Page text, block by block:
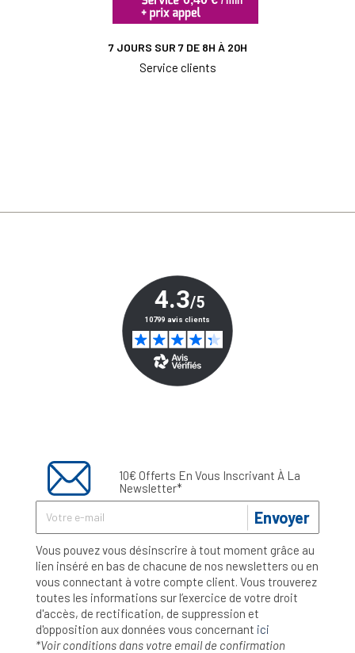
7 JOURS SUR 7 DE 8H À 20H
Service clients
10€ Offerts En Vous Inscrivant À La
Newsletter*
Envoyer
Vous pouvez vous désinscrire à tout moment grâce au
lien inséré en bas de chacune de nos newsletters ou en
vous connectant à votre compte client. Vous trouverez
toutes les informations sur l’exercice de votre droit
d'accès, de rectification, de suppression et
d'opposition aux données vous concernant ici
*Voir conditions dans votre email de confirmation